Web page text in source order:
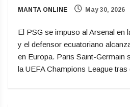
MANTA ONLINE May 30, 2026
El PSG se impuso al Arsenal en
y el defensor ecuatoriano
en Europa. Paris Saint-Germain
la UEFA Champions League tras